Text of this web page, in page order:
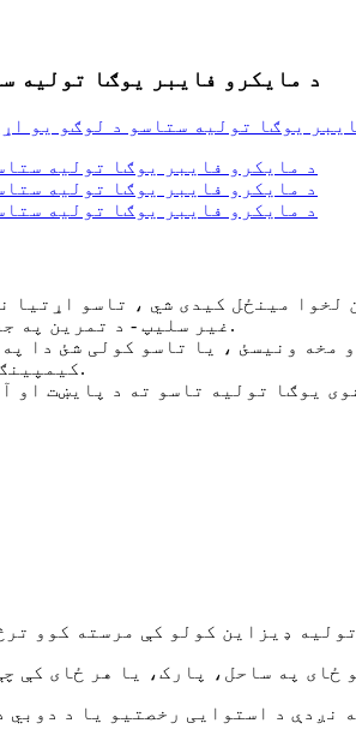
د مایکرو فایبر یوګا تولیه
غیر سلیپ - د تمرین په جریان کې، د یوګا تولیه به حرکت نه کوي.
ونیسئ ، یا تاسو کولی شئ دا
کیمپینګ تولیې په توګه یا د ساحل د بدن لپاسه.